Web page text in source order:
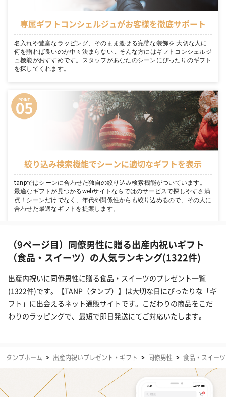
専属ギフトコンシェルジュがお客様を徹底サポート
名入れや豊富なラッピング、そのまま渡せる完璧な装飾を 大切な人に
何を贈れば良いのか中々決まらない… そんな方にはギフトコンシェルジ
ュ機能がおすすめです。スタッフがあなたのシーンにぴったりのギフト
を探してくれます。
絞り込み検索機能でシーンに適切なギフトを表示
tanpではシーンに合わせた独自の絞り込み検索機能がついています。
最適なギフトが見つかるwebサイトならではのサービスで探しやすさ満
点！シーンだけでなく、年代や関係性からも絞り込めるので、その人に
合わせた最適なギフトを提案します。
（9ページ目）同僚男性に贈る出産内祝いギフト
（食品・スイーツ）の人気ランキング(1322件)
出産内祝いに同僚男性に贈る食品・スイーツのプレゼント一覧
(1322件)です。【TANP（タンプ）】は大切な日にぴったりな「ギ
フト」に出会えるネット通販サイトです。こだわりの商品をこだ
わりのラッピングで、最短で即日発送にてご対応いたします。
タンプホーム > 出産内祝いプレゼント・ギフト > 同僚男性 > 食品・スイーツ